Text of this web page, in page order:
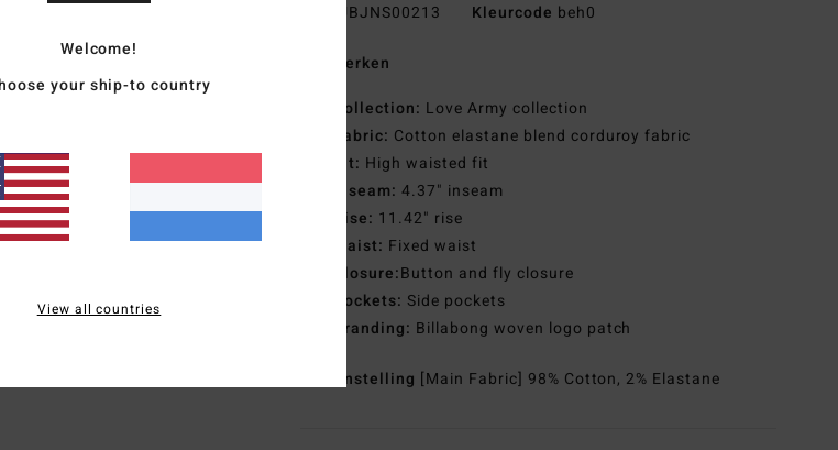
UBJNS00213 Kleurcode beh0
Kenmerken
Collection: Love Army collection
Fabric: Cotton elastane blend corduroy fabric
Fit: High waisted fit
Inseam: 4.37" inseam
Rise: 11.42" rise
Waist: Fixed waist
Closure:Button and fly closure
Pockets: Side pockets
Branding: Billabong woven logo patch
Samenstelling [Main Fabric] 98% Cotton, 2% Elastane
Welcome!
your ship-to country
View all countries